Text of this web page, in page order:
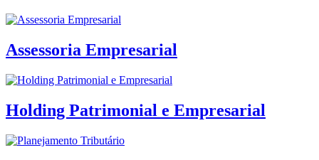
Assessoria Empresarial
Holding Patrimonial e Empresarial